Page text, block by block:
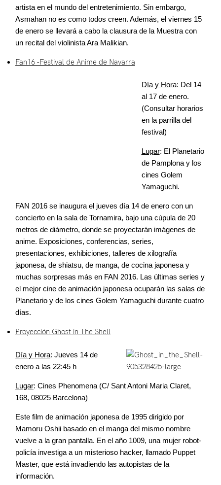
artista en el mundo del entretenimiento. Sin embargo,
Asmahan no es como todos creen. Además, el viernes 15
de enero se llevará a cabo la clausura de la Muestra con
un recital del violinista Ara Malikian.
Fan16 -Festival de Anime de Navarra
Día y Hora: Del 14
al 17 de enero.
(Consultar horarios
en la parrilla del
festival)
Lugar: El Planetario
de Pamplona y los
cines Golem
Yamaguchi.
FAN 2016 se inaugura el jueves día 14 de enero con un
concierto en la sala de Tornamira, bajo una cúpula de 20
metros de diámetro, donde se proyectarán imágenes de
anime. Exposiciones, conferencias, series,
presentaciones, exhibiciones, talleres de xilografía
japonesa, de shiatsu, de manga, de cocina japonesa y
muchas sorpresas más en FAN 2016. Las últimas series y
el mejor cine de animación japonesa ocuparán las salas de
Planetario y de los cines Golem Yamaguchi durante cuatro
días.
Proyección Ghost in The Shell
Día y Hora: Jueves 14 de
enero a las 22:45 h
Lugar: Cines Phenomena (C/ Sant Antoni Maria Claret,
168, 08025 Barcelona)
Este film de animación japonesa de 1995 dirigido por
Mamoru Oshii basado en el manga del mismo nombre
vuelve a la gran pantalla. En el año 1009, una mujer robot-
policía investiga a un misterioso hacker, llamado Puppet
Master, que está invadiendo las autopistas de la
información.